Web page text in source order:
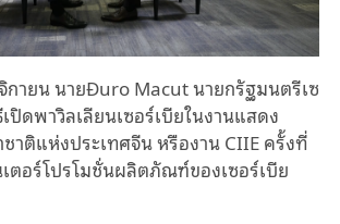
ายน นายĐuro Macut นายกรัฐมนตรีเซ
ปิดพาวิลเลียนเซอร์เบียในงานแสดง
าติแห่งประเทศจีน หรืองาน CIIE ครั้งที่
ตอร์โปรโมชั่นผลิตภัณฑ์ของเซอร์เบีย